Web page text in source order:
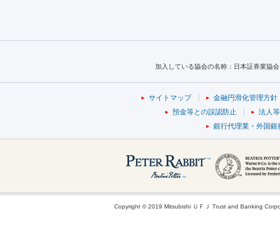
加入している協会の名称：日本証券業協
サイトマップ 金融円滑化管理方針
預金等との誤認防止
法人
銀行代理業・外国銀
Copyright © 2019 Mitsubishi ＵＦＪ Trust and Banking